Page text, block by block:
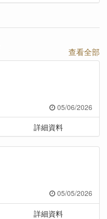
查看全部
05/06/2026
詳細資料
05/05/2026
詳細資料